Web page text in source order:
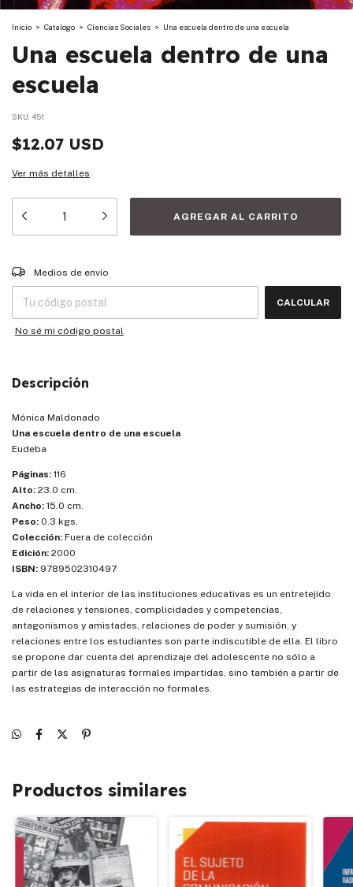
Inicio > Catalogo > Ciencias Sociales > Una escuela dentro de una escuela
Una escuela dentro de una
escuela
SKU: 451
$12.07 USD
Ver más detalles
Entregas para el CP:
Medios de envío
CALCULAR
No sé mi código postal
Descripción
Mónica Maldonado
Una escuela dentro de una escuela
Eudeba
Páginas: 116
Alto: 23.0 cm.
Ancho: 15.0 cm.
Peso: 0.3 kgs.
Colección: Fuera de colección
Edición: 2000
ISBN: 9789502310497
La vida en el interior de las instituciones educativas es un entretejido
de relaciones y tensiones, complicidades y competencias,
antagonismos y amistades, relaciones de poder y sumisión, y
relaciones entre los estudiantes son parte indiscutible de ella. El libro
se propone dar cuenta del aprendizaje del adolescente no sólo a
partir de las asignaturas formales impartidas, sino también a partir de
las estrategias de interacción no formales.
Productos similares